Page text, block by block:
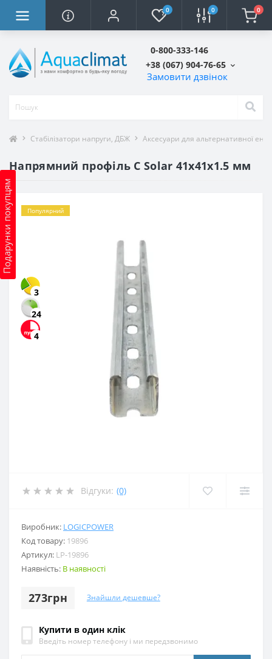
0 0 0
0-800-333-146
+38 (067) 904-76-65
Замовити дзвінок
Подарунки покупцям
Стабілізатори напруги, ДБЖ Аксесуари для альтернативної
Напрямний профіль С Solar 41х41х1.5 мм
Популярний
3
24
4
Відгуки: (0)
Виробник: LOGICPOWER
Код товару: 19896
Артикул: LP-19896
Наявність: В наявності
273грн Знайшли дешевше?
Купити в один клік
Введіть номер телефону і ми передзвонимо